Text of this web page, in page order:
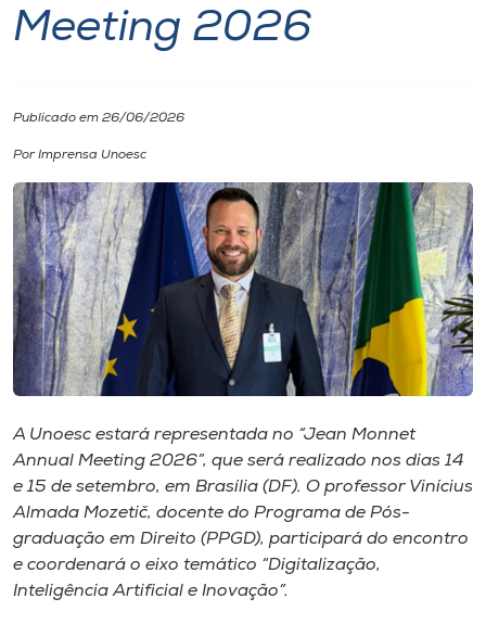
Internacionalização
Diplomados
Cultura
CPA
Biblioteca
Editora
Rádio
Museu
Meeting 2026
Publicado em 26/06/2026
Por Imprensa Unoesc
A Unoesc estará representada no “Jean Monnet
Annual Meeting 2026”, que será realizado nos dias 14
e 15 de setembro, em Brasília (DF). O professor Vinícius
Almada Mozetič, docente do Programa de Pós-
graduação em Direito (PPGD), participará do encontro
e coordenará o eixo temático “Digitalização,
Inteligência Artificial e Inovação”.